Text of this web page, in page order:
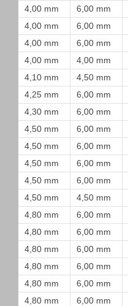
4,00 mm
6,00 mm
4,00 mm
6,00 mm
4,00 mm
6,00 mm
4,00 mm
4,00 mm
4,10 mm
4,50 mm
4,25 mm
6,00 mm
4,30 mm
6,00 mm
4,50 mm
6,00 mm
4,50 mm
6,00 mm
4,50 mm
6,00 mm
4,50 mm
6,00 mm
4,50 mm
4,50 mm
4,80 mm
6,00 mm
4,80 mm
6,00 mm
4,80 mm
6,00 mm
4,80 mm
6,00 mm
4,80 mm
6,00 mm
4,80 mm
6,00 mm